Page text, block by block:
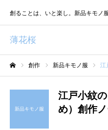
薄花桜
創ることは、いと楽し。新品キモノ服
創作 新品キモノ服 江
新品キモノ服
江戸小紋
め）創作